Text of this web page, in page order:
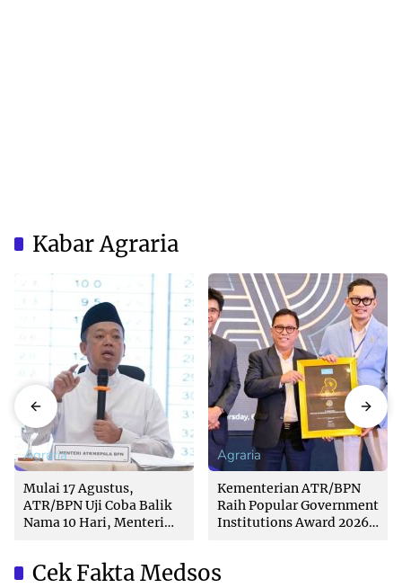
Kabar Agraria
Agraria
Mulai 17 Agustus,
ATR/BPN Uji Coba Balik
Nama 10 Hari, Menteri
Agraria
Kementerian ATR/BPN
Raih Popular Government
Institutions Award 2026
Cek Fakta Medsos